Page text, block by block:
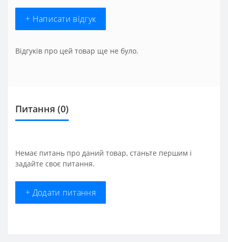
+ Написати відгук
Відгуків про цей товар ще не було.
Питання (0)
Немає питань про даний товар, станьте першим і
задайте своє питання.
+ Додати питання